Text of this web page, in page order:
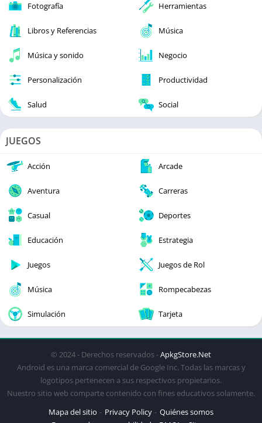
Fotografía Herramientas
Libros y Referencias Música
Música y sonido Negocio
Personalización Productividad
Salud Social
JUEGOS
Acción Arcade
Aventura Carreras
Casual Deportes
Educación Estrategia
Juegos Juegos de Rol
Música Rompecabezas
Simulación Tarjeta
© 2024 - Derechos reservados -ApkgStore.Net
Android es una marca comercial de Google Inc. Todas las marcas y
logotipos pertenecen a sus respectivos propietarios.
Nuestro sitio web comparte contenido con fines educativos solamente.
Mapa del sitio
Privacy Policy
Quiénes somos